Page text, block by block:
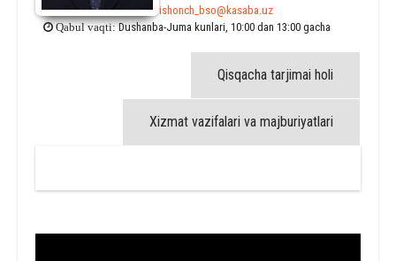
ishonch_bso@kasaba.uz
Qabul vaqti:Dushanba-Juma kunlari, 10:00 dan 13:00 gacha
Qisqacha tarjimai holi
Xizmat vazifalari va majburiyatlari